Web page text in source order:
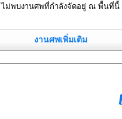
ไม่พบงานศพที่กำลังจัดอยู่ ณ พื้นที่นี้
งานศพเพิ่มเติม